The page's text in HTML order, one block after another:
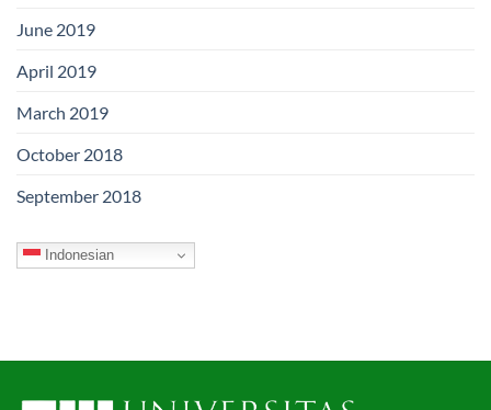
June 2019
April 2019
March 2019
October 2018
September 2018
Indonesian